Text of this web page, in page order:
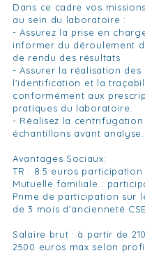
Dans ce cadre vos
au sein du laboratoire :
- Assurez la prise en
informer du déroulement
de rendu des résultats
- Assurer la réalisation des
l'identification et la
conformément aux
pratiques du laboratoire.
- Réalisez la
échantillons avant analyse.
Avantages Sociaux:
TR : 8.5 euros
Mutuelle familiale :
Prime de participation sur
de 3 mois d'ancienneté
Salaire brut : à partir de
2500 euros max selon